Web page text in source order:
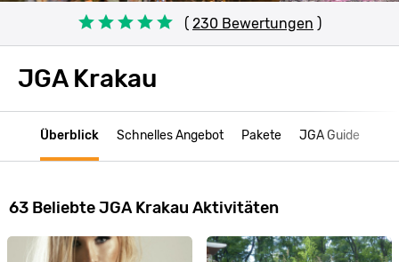
( 230 Bewertungen )
JGA Krakau
Überblick Schnelles Angebot Pakete JGA Guide
63 Beliebte JGA Krakau Aktivitäten